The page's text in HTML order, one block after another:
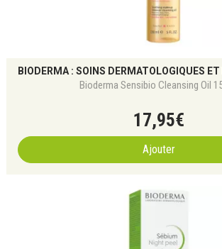
Bioderma Sensibio Cleansing Oil
17,95€
Ajouter